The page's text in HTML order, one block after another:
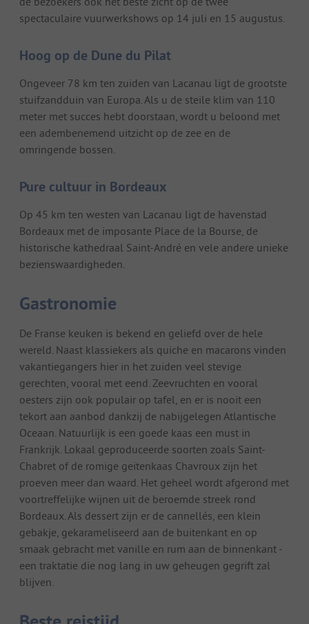
spectaculaire vuurwerkshows op 14 juli en 15 augustus.
Hoog op de Dune du Pilat
Ongeveer 78 km ten zuiden van Lacanau ligt de grootste
stuifzandduin van Europa. Als u de steile klim van 110
meter met succes hebt doorstaan, wordt u beloond met
een adembenemend uitzicht op de zee en de
omringende bossen.
Pure cultuur in Bordeaux
Op 45 km ten westen van Lacanau ligt de havenstad
Bordeaux met de imposante Place de la Bourse, de
historische kathedraal Saint-André en vele andere unieke
bezienswaardigheden.
Gastronomie
De Franse keuken is bekend en geliefd over de hele
wereld. Naast klassiekers als quiche en macarons vinden
vakantiegangers hier in het zuiden veel stevige
gerechten, vooral met eend. Zeevruchten en vooral
oesters zijn ook populair op tafel, en er is nooit een
tekort aan aanbod dankzij de nabijgelegen Atlantische
Oceaan. Natuurlijk is een goede kaas een must in
Frankrijk. Lokaal geproduceerde soorten zoals Saint-
Chabret of de romige geitenkaas Chavroux zijn het
proeven meer dan waard. Het geheel wordt afgerond met
voortreffelijke wijnen uit de beroemde streek rond
Bordeaux. Als dessert zijn er de cannellés, een klein
gebakje, gekarameliseerd aan de buitenkant en op
smaak gebracht met vanille en rum aan de binnenkant -
een traktatie die nog lang in uw geheugen gegrift zal
blijven.